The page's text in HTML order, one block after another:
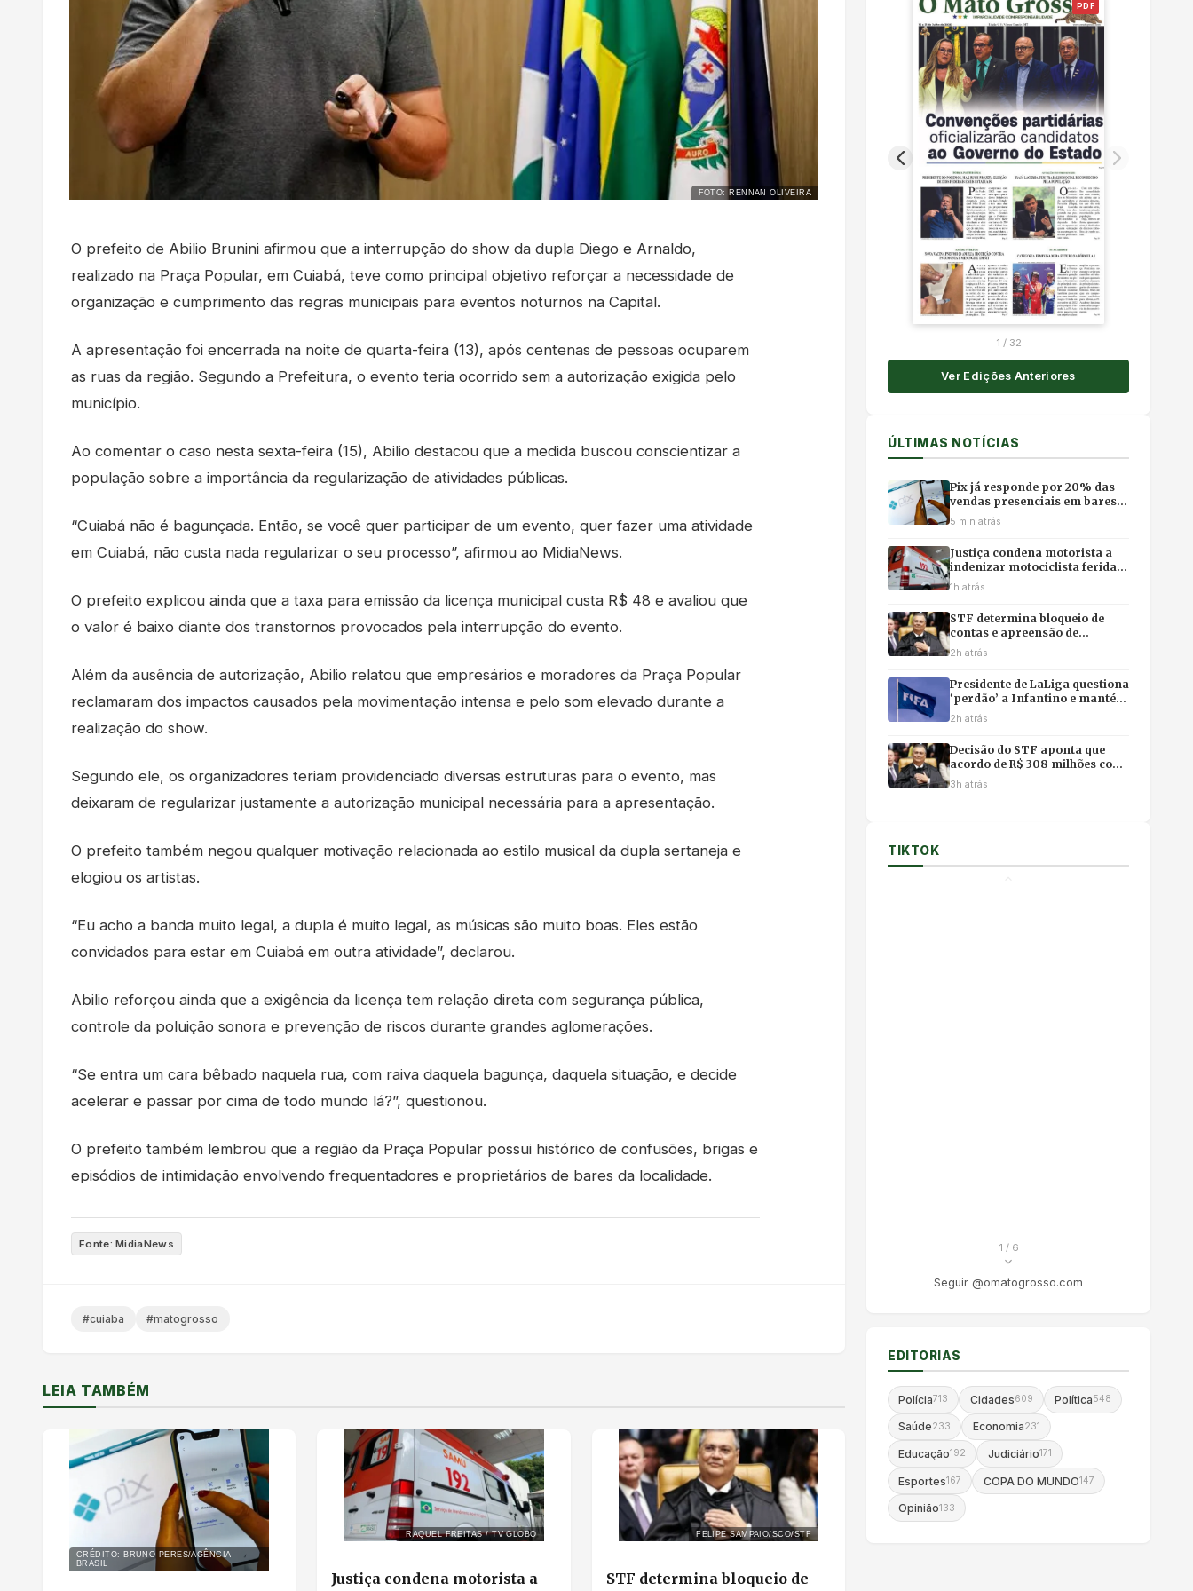
FOTO: RENNAN OLIVEIRA
O prefeito de Abilio Brunini afirmou que a interrupção do show da dupla Diego e Arnaldo,
realizado na Praça Popular, em Cuiabá, teve como principal objetivo reforçar a necessidade de
organização e cumprimento das regras municipais para eventos noturnos na Capital.
A apresentação foi encerrada na noite de quarta-feira (13), após centenas de pessoas ocuparem
as ruas da região. Segundo a Prefeitura, o evento teria ocorrido sem a autorização exigida pelo
município.
Ao comentar o caso nesta sexta-feira (15), Abilio destacou que a medida buscou conscientizar a
população sobre a importância da regularização de atividades públicas.
“Cuiabá não é bagunçada. Então, se você quer participar de um evento, quer fazer uma atividade
em Cuiabá, não custa nada regularizar o seu processo”, afirmou ao MidiaNews.
O prefeito explicou ainda que a taxa para emissão da licença municipal custa R$ 48 e avaliou que
o valor é baixo diante dos transtornos provocados pela interrupção do evento.
Além da ausência de autorização, Abilio relatou que empresários e moradores da Praça Popular
reclamaram dos impactos causados pela movimentação intensa e pelo som elevado durante a
realização do show.
Segundo ele, os organizadores teriam providenciado diversas estruturas para o evento, mas
deixaram de regularizar justamente a autorização municipal necessária para a apresentação.
O prefeito também negou qualquer motivação relacionada ao estilo musical da dupla sertaneja e
elogiou os artistas.
“Eu acho a banda muito legal, a dupla é muito legal, as músicas são muito boas. Eles estão
convidados para estar em Cuiabá em outra atividade”, declarou.
Abilio reforçou ainda que a exigência da licença tem relação direta com segurança pública,
controle da poluição sonora e prevenção de riscos durante grandes aglomerações.
“Se entra um cara bêbado naquela rua, com raiva daquela bagunça, daquela situação, e decide
acelerar e passar por cima de todo mundo lá?”, questionou.
O prefeito também lembrou que a região da Praça Popular possui histórico de confusões, brigas e
episódios de intimidação envolvendo frequentadores e proprietários de bares da localidade.
Fonte: MidiaNews
#cuiaba #matogrosso
LEIA TAMBÉM
CRÉDITO: BRUNO PERES/AGÊNCIA
BRASIL
RAQUEL FREITAS / TV GLOBO
Justiça condena motorista a
FELIPE SAMPAIO/SCO/STF
STF determina bloqueio de
PDF
1 / 32
Ver Edições Anteriores
ÚLTIMAS NOTÍCIAS
Pix já responde por 20% das
vendas presenciais em bares e
restaurantes do país, aponta
5 min atrás
Justiça condena motorista a
indenizar motociclista ferida
em acidente em Cuiabá
1h atrás
STF determina bloqueio de
contas e apreensão de
passaportes de familiares de
2h atrás
Presidente de LaLiga questiona
‘perdão’ a Infantino e mantém
ataque à gestão da Fifa após
2h atrás
Decisão do STF aponta que
acordo de R$ 308 milhões com
a Oi teria burlado fila dos
3h atrás
TIKTOK
1 / 6
Seguir @omatogrosso.com
EDITORIAS
Polícia713 Cidades609 Política548
Saúde233 Economia231
Educação192 Judiciário171
Esportes167 COPA DO MUNDO147
Opinião133